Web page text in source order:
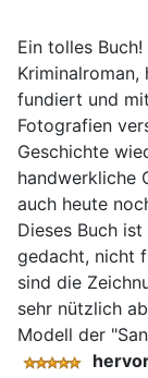
Ein tolles
fundiert und
Fotografien
Geschichte
handwerkliche
auch heute
Dieses Buch
gedacht, nicht
sind die
sehr nützlich
Modell der